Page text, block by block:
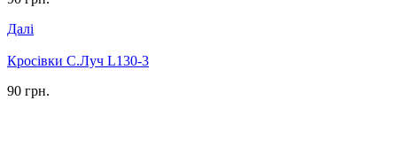
Далі
Кросівки С.Луч L130-3
90 грн.